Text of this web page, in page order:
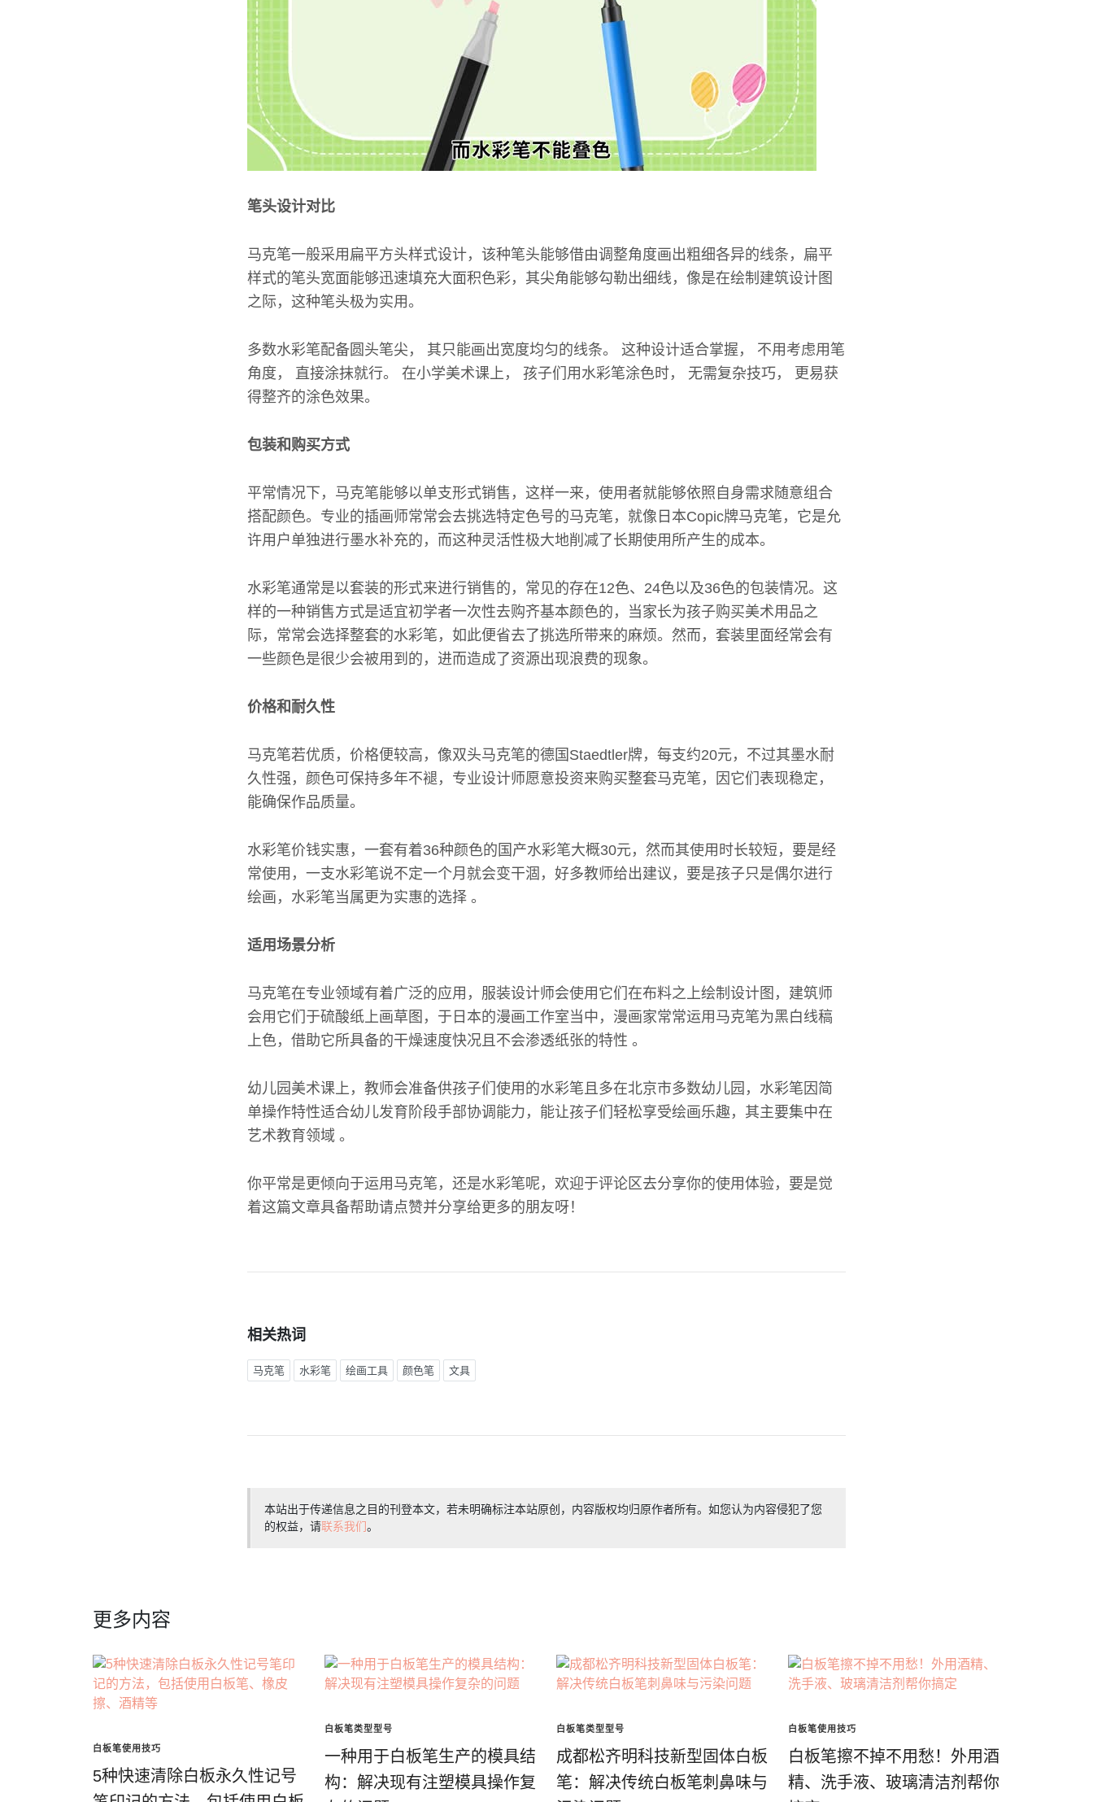
笔头设计对比
马克笔一般采用扁平方头样式设计，该种笔头能够借由调整角度画出粗细各异的线条，扁平
样式的笔头宽面能够迅速填充大面积色彩，其尖角能够勾勒出细线，像是在绘制建筑设计图
之际，这种笔头极为实用。
多数水彩笔配备圆头笔尖， 其只能画出宽度均匀的线条。 这种设计适合掌握， 不用考虑用笔
角度， 直接涂抹就行。 在小学美术课上， 孩子们用水彩笔涂色时， 无需复杂技巧， 更易获
得整齐的涂色效果。
包装和购买方式
平常情况下，马克笔能够以单支形式销售，这样一来，使用者就能够依照自身需求随意组合
搭配颜色。专业的插画师常常会去挑选特定色号的马克笔，就像日本Copic牌马克笔，它是允
许用户单独进行墨水补充的，而这种灵活性极大地削减了长期使用所产生的成本。
水彩笔通常是以套装的形式来进行销售的，常见的存在12色、24色以及36色的包装情况。这
样的一种销售方式是适宜初学者一次性去购齐基本颜色的，当家长为孩子购买美术用品之
际，常常会选择整套的水彩笔，如此便省去了挑选所带来的麻烦。然而，套装里面经常会有
一些颜色是很少会被用到的，进而造成了资源出现浪费的现象。
价格和耐久性
马克笔若优质，价格便较高，像双头马克笔的德国Staedtler牌，每支约20元，不过其墨水耐
久性强，颜色可保持多年不褪，专业设计师愿意投资来购买整套马克笔，因它们表现稳定，
能确保作品质量。
水彩笔价钱实惠，一套有着36种颜色的国产水彩笔大概30元，然而其使用时长较短，要是经
常使用，一支水彩笔说不定一个月就会变干涸，好多教师给出建议，要是孩子只是偶尔进行
绘画，水彩笔当属更为实惠的选择 。
适用场景分析
马克笔在专业领域有着广泛的应用，服装设计师会使用它们在布料之上绘制设计图，建筑师
会用它们于硫酸纸上画草图，于日本的漫画工作室当中，漫画家常常运用马克笔为黑白线稿
上色，借助它所具备的干燥速度快况且不会渗透纸张的特性 。
幼儿园美术课上，教师会准备供孩子们使用的水彩笔且多在北京市多数幼儿园，水彩笔因简
单操作特性适合幼儿发育阶段手部协调能力，能让孩子们轻松享受绘画乐趣，其主要集中在
艺术教育领域 。
你平常是更倾向于运用马克笔，还是水彩笔呢，欢迎于评论区去分享你的使用体验，要是觉
着这篇文章具备帮助请点赞并分享给更多的朋友呀！
相关热词
马克笔 水彩笔 绘画工具 颜色笔 文具
本站出于传递信息之目的刊登本文，若未明确标注本站原创，内容版权均归原作者所有。如您认为内容侵犯了您
的权益，请联系我们。
更多内容
白板笔使用技巧
5种快速清除白板永久性记号
白板笔类型型号
一种用于白板笔生产的模具结
构：解决现有注塑模具操作复
白板笔类型型号
成都松齐明科技新型固体白板
笔：解决传统白板笔刺鼻味与
白板笔使用技巧
白板笔擦不掉不用愁！外用酒
精、洗手液、玻璃清洁剂帮你